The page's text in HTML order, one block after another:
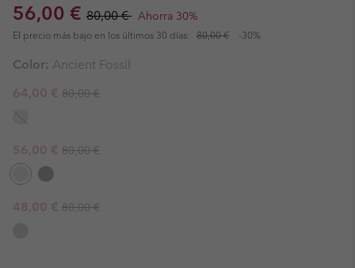
Sale price:
56,00 € Regular price:
80,00 € Ahorra 30%
El precio más bajo en los últimos 30 días: 80,00 € -30%
Color: Ancient Fossil
Sale price:
64,00 € Regular price:
80,00 €
Sale price:
56,00 € Regular price:
80,00 €
Sale price:
48,00 € Regular price:
80,00 €